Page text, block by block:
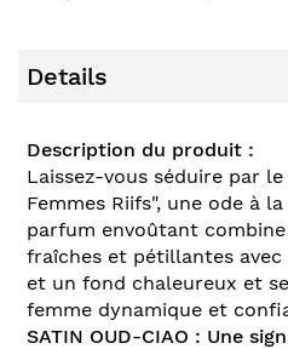
Details
Description du produit :
Laissez-vous séduire par
Femmes Riifs", une ode à
parfum envoûtant
fraîches et pétillantes
et un fond chaleureux et
femme dynamique et
SATIN OUD-CIAO : Une